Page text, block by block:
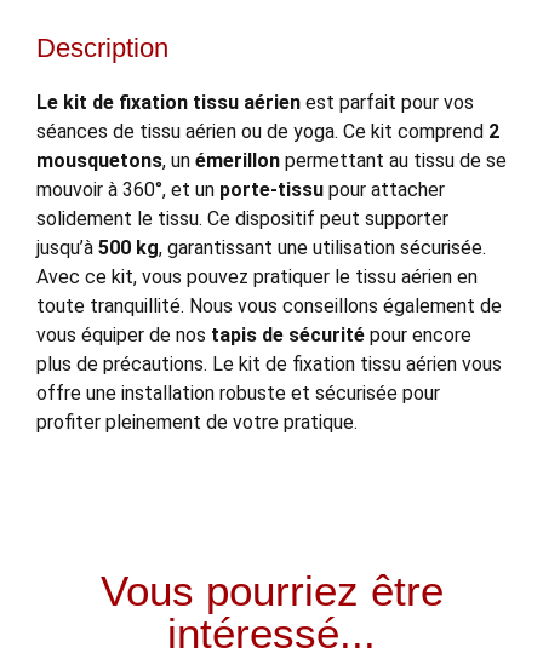
Description
Le kit de fixation tissu aérien est parfait pour vos
séances de tissu aérien ou de yoga. Ce kit comprend 2
mousquetons, un émerillon permettant au tissu de se
mouvoir à 360°, et un porte-tissu pour attacher
solidement le tissu. Ce dispositif peut supporter
jusqu’à 500 kg, garantissant une utilisation sécurisée.
Avec ce kit, vous pouvez pratiquer le tissu aérien en
toute tranquillité. Nous vous conseillons également de
vous équiper de nos tapis de sécurité pour encore
plus de précautions. Le kit de fixation tissu aérien vous
offre une installation robuste et sécurisée pour
profiter pleinement de votre pratique.
Vous pourriez être
intéressé...